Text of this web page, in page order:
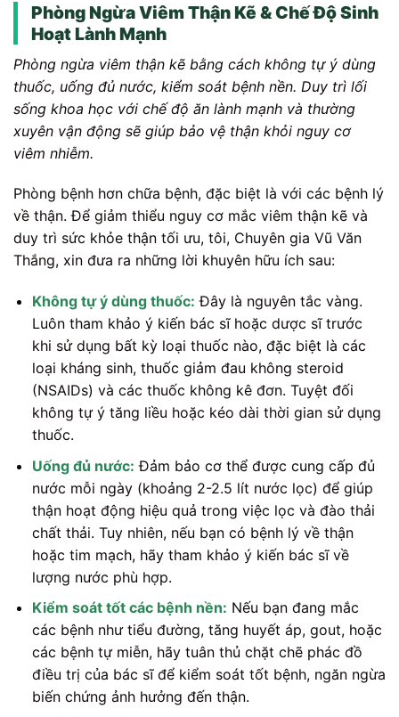
Phòng Ngừa Viêm Thận Kẽ & Chế Độ Sinh
Hoạt Lành Mạnh
Phòng ngừa viêm thận kẽ bằng cách không tự ý dùng
thuốc, uống đủ nước, kiểm soát bệnh nền. Duy trì lối
sống khoa học với chế độ ăn lành mạnh và thường
xuyên vận động sẽ giúp bảo vệ thận khỏi nguy cơ
viêm nhiễm.
Phòng bệnh hơn chữa bệnh, đặc biệt là với các bệnh lý
về thận. Để giảm thiểu nguy cơ mắc viêm thận kẽ và
duy trì sức khỏe thận tối ưu, tôi, Chuyên gia Vũ Văn
Thắng, xin đưa ra những lời khuyên hữu ích sau:
Không tự ý dùng thuốc: Đây là nguyên tắc vàng.
Luôn tham khảo ý kiến bác sĩ hoặc dược sĩ trước
khi sử dụng bất kỳ loại thuốc nào, đặc biệt là các
loại kháng sinh, thuốc giảm đau không steroid
(NSAIDs) và các thuốc không kê đơn. Tuyệt đối
không tự ý tăng liều hoặc kéo dài thời gian sử dụng
thuốc.
Uống đủ nước: Đảm bảo cơ thể được cung cấp đủ
nước mỗi ngày (khoảng 2-2.5 lít nước lọc) để giúp
thận hoạt động hiệu quả trong việc lọc và đào thải
chất thải. Tuy nhiên, nếu bạn có bệnh lý về thận
hoặc tim mạch, hãy tham khảo ý kiến bác sĩ về
lượng nước phù hợp.
Kiểm soát tốt các bệnh nền: Nếu bạn đang mắc
các bệnh như tiểu đường, tăng huyết áp, gout, hoặc
các bệnh tự miễn, hãy tuân thủ chặt chẽ phác đồ
điều trị của bác sĩ để kiểm soát tốt bệnh, ngăn ngừa
biến chứng ảnh hưởng đến thận.